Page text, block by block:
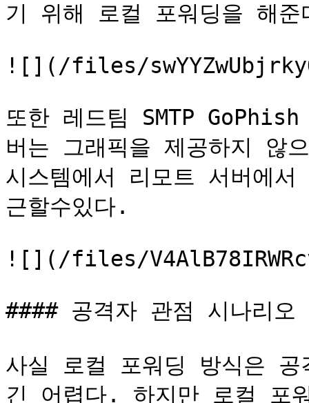
기 위해 로컬 포워딩을 해
![](/files/
또한 레드팀 SMTP
버는 그래픽을 제공하지 않
시스템에서 리모트 서버에
근할수있다.
![](/files/
#### 공격자 관점 시나리오
사실 로컬 포워딩 방식은
긴 어렵다. 하지만 로컬 포